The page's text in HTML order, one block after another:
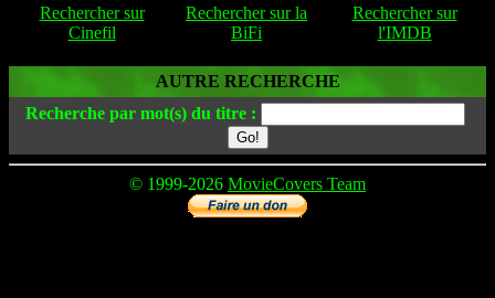
Rechercher sur
Cinefil
Rechercher sur la
BiFi
Rechercher sur
l'IMDB
AUTRE RECHERCHE
Recherche par mot(s) du titre :
© 1999-2026 MovieCovers Team